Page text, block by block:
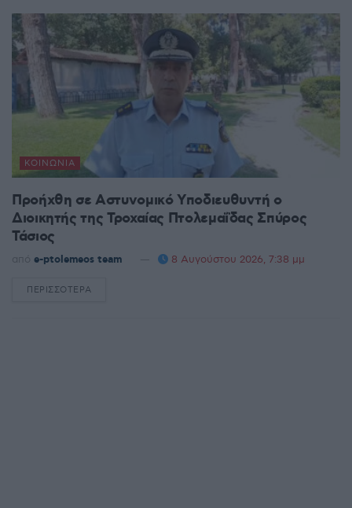
ΚΟΙΝΩΝΊΑ
Προήχθη σε Αστυνομικό Υποδιευθυντή ο
Διοικητής της Τροχαίας Πτολεμαΐδας Σπύρος
Τάσιος
από e-ptolemeos team 8 Αυγούστου 2026, 7:38 μμ
ΠΕΡΙΣΣΌΤΕΡΑ